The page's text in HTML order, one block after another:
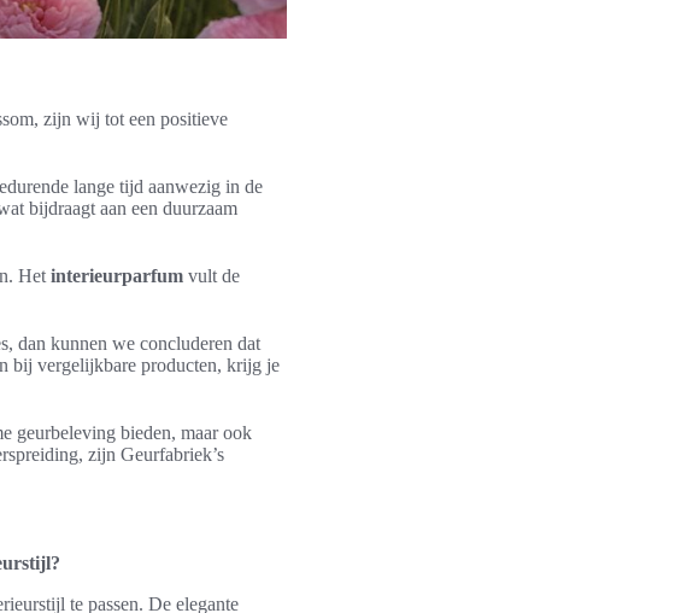
zijn wij tot een positieve
lange tijd aanwezig in de
bijdraagt aan een duurzaam
Het interieurparfum vult de
dan kunnen we concluderen dat
bij vergelijkbare producten, krijg je
geurbeleving bieden, maar ook
zijn Geurfabriek’s
te passen. De elegante